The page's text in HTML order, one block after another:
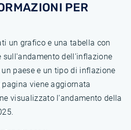
PER
un grafico e una tabella con
dell'inflazione
paese e un tipo di inflazione
viene aggiornata
visualizzato l'andamento della